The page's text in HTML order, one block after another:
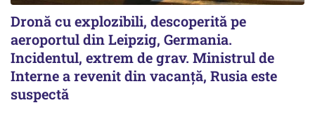
Dronă cu explozibili, descoperită pe
aeroportul din Leipzig, Germania.
Incidentul, extrem de grav. Ministrul de
Interne a revenit din vacanță, Rusia este
suspectă